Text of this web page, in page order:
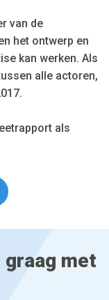
van de
het ontwerp en
kan werken. Als
alle actoren,
als
met